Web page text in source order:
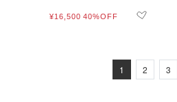
¥16,500 40%OFF
1 2 3